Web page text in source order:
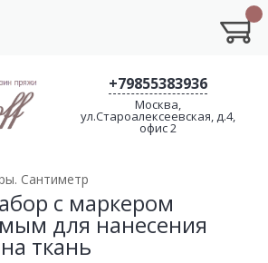
+79855383936
Москва,
ул.Староалексеевская, д.4,
офис 2
Сантиметр
с маркером
для нанесения
ткань